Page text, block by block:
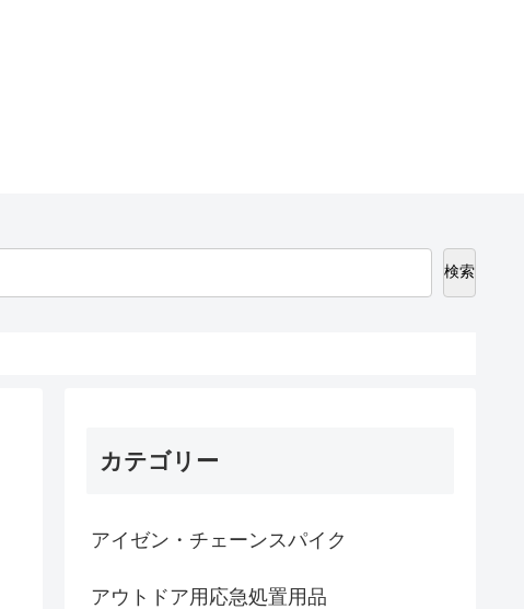
検索
カテゴリー
アイゼン・チェーンスパイク
アウトドア用応急処置用品